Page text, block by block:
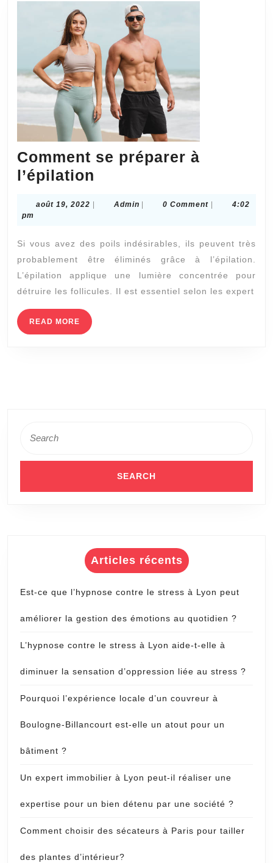
métier
Comment se préparer à
l’épilation
préparer
l’épilation
août 19, 2022 août
AdminAdmin0 Comment
4:02
pm
Si vous avez des poils indésirables, ils peuvent très
probablement être éliminés grâce à l’épilation.
L’épilation applique une lumière concentrée pour
détruire les follicules. Il est essentiel selon les expert
READ MORE READ
MORE
for:
Articles récents
Est-ce que l’hypnose contre le stress à Lyon peut
améliorer la gestion des émotions au quotidien ?
L’hypnose contre le stress à Lyon aide-t-elle à
diminuer la sensation d’oppression liée au stress ?
Pourquoi l’expérience locale d’un couvreur à
Boulogne-Billancourt est-elle un atout pour un
bâtiment ?
Un expert immobilier à Lyon peut-il réaliser une
expertise pour un bien détenu par une société ?
Comment choisir des sécateurs à Paris pour tailler
des plantes d’intérieur?